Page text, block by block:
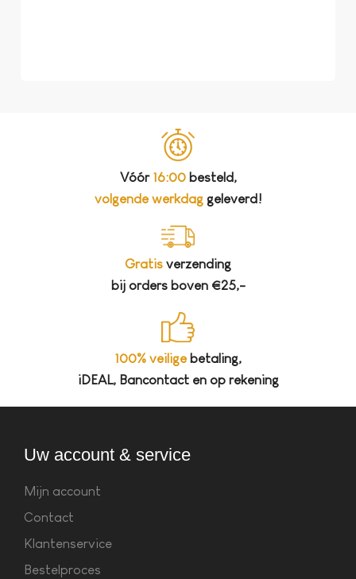
Vóór 16:00besteld,
volgende werkdaggeleverd!
Gratis verzending
bij orders boven €25,-
100% veiligebetaling,
iDEAL, Bancontact en op rekening
Uw account & service
Mijn account
Contact
Klantenservice
Bestelproces